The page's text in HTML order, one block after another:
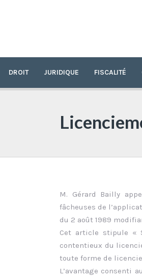
DROIT JURIDIQUE FISCALITÉ
M. Gérard Bailly
fâcheuses de
du 2 août 1989
Cet article stipule «
contentieux du
toute forme de
L’avantage consenti